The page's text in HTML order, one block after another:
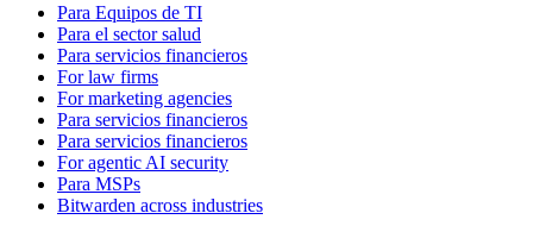
Para Equipos de TI
Para el sector salud
Para servicios financieros
For law firms
For marketing agencies
Para servicios financieros
Para servicios financieros
For agentic AI security
Para MSPs
Bitwarden across industries